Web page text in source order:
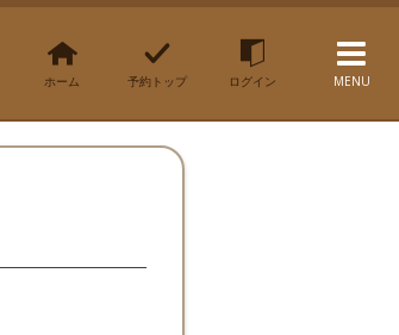
ホーム 予約トップ ログイン MENU